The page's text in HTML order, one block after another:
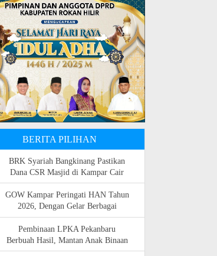
BERITA PILIHAN
BRK Syariah Bangkinang Pastikan
Dana CSR Masjid di Kampar Cair
Agustus 2026
GOW Kampar Peringati HAN Tahun
2026, Dengan Gelar Berbagai
Kegiatan Di UPT SDN 012 Langgini
Pembinaan LPKA Pekanbaru
Berbuah Hasil, Mantan Anak Binaan
Kini Sukses Bekerja